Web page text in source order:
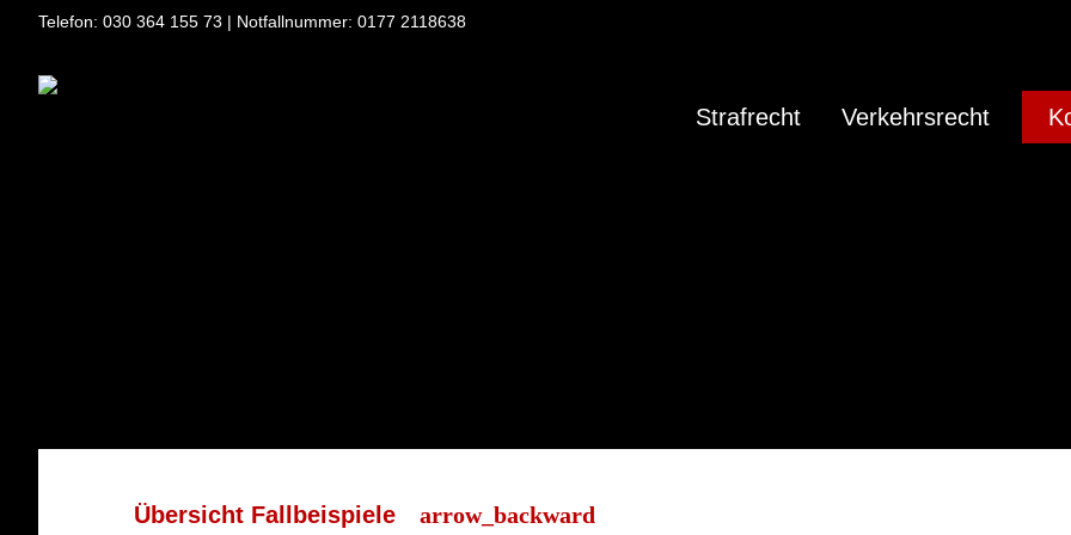
Telefon: 030 364 155 73 | Notfallnummer: 0177 2118638
Strafrecht Verkehrsrecht
Übersicht Fallbeispiele